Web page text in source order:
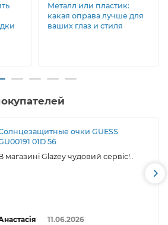
Металл или пластик:
какая оправа лучше для
ваших глаз и стиля
очки GUESS
01D 56
магазині Glazey чудовий сервіс!..
11.06.2026